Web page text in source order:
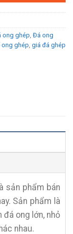
ong ghép Đá ong
ong ghép giá đá ghép
là sản phẩm bán
. Sản phẩm là
ong lớn, nhỏ
nhau.